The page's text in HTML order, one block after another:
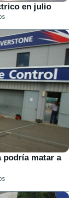
en julio
podría matar a